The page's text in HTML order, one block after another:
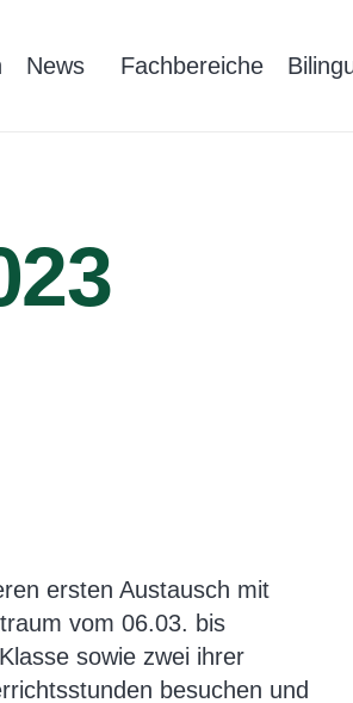
News Fachbereiche
ersten Austausch mit
vom 06.03. bis
sowie zwei ihrer
besuchen und